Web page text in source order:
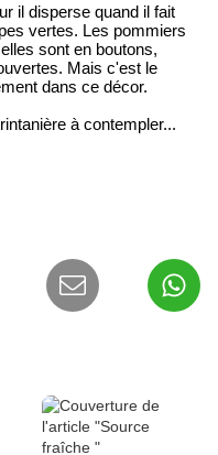
il disperse quand il fait
vertes. Les pommiers
sont en boutons,
Mais c'est le
dans ce décor.
à contempler...